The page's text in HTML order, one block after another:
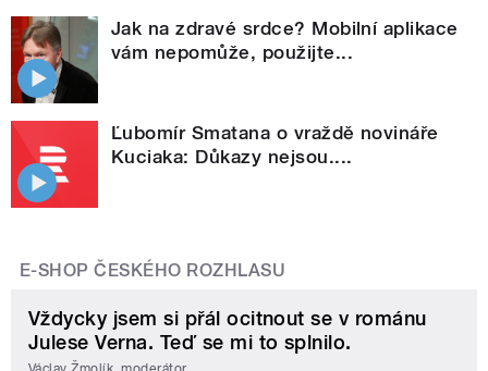
Jak na zdravé srdce? Mobilní aplikace
vám nepomůže, použijte...
Ľubomír Smatana o vraždě novináře
Kuciaka: Důkazy nejsou....
E-SHOP ČESKÉHO ROZHLASU
Vždycky jsem si přál ocitnout se v románu
Julese Verna. Teď se mi to splnilo.